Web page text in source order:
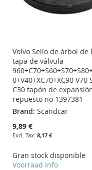
Volvo Sello de árbol de
tapa de válvula
0+V40+XC70+XC90 V70
C30 tapón de
repuesto no 1397381
Brand: Scandcar
9,89 €
8,17 €
Gran stock disponible
Voorraad info